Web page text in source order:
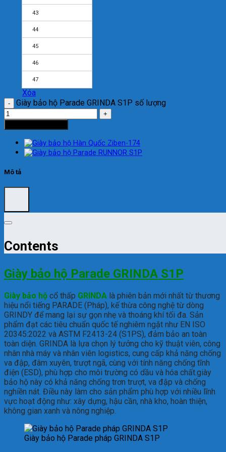
43
44
45
46
47
Xóa
Giày bảo hộ Parade GRINDA S1P số lượng
Mô tả
Contents
Giày bảo hộ Parade GRINDA S1P
Giày bảo hộ cổ thấp GRINDA là phiên bản mới nhất từ thương
hiệu nổi tiếng PARADE (Pháp), kế thừa công nghệ từ dòng
GRINDY để mang lại sự gọn nhẹ và thoáng khí tối đa. Sản
phẩm đạt các tiêu chuẩn quốc tế nghiêm ngặt như EN ISO
20345:2022 và ASTM F2413-24 (S1PS), đảm bảo an toàn
toàn diện. GRINDA là lựa chọn lý tưởng cho kỹ thuật viên, công
nhân nhà máy và nhân viên logistics, cung cấp khả năng chống
va đập, đâm xuyên, trượt ngã, cùng với tính năng chống tĩnh
điện (ESD), phù hợp cho môi trường có dầu và hóa chất.giày
bảo hộ này có khả năng chống trơn trượt, va đập và chống
nghiền nát. Điều này làm cho sản phẩm phù hợp với nhiều lĩnh
vực hoạt động như: xây dựng, hậu cần, nhà kho, hoàn thiện,
không gian xanh và nông nghiệp.
Giày bảo hộ Parade pháp GRINDA S1P